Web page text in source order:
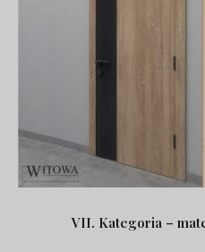
VII. Kategoria –